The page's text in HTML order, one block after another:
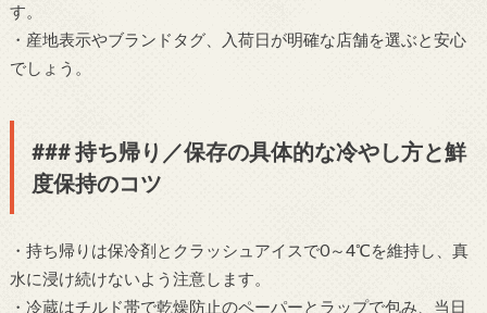
す。
・産地表示やブランドタグ、入荷日が明確な店舗を選ぶと安心
でしょう。
### 持ち帰り／保存の具体的な冷やし方と鮮
度保持のコツ
・持ち帰りは保冷剤とクラッシュアイスで0～4℃を維持し、真
水に浸け続けないよう注意します。
・冷蔵はチルド帯で乾燥防止のペーパーとラップで包み、当日